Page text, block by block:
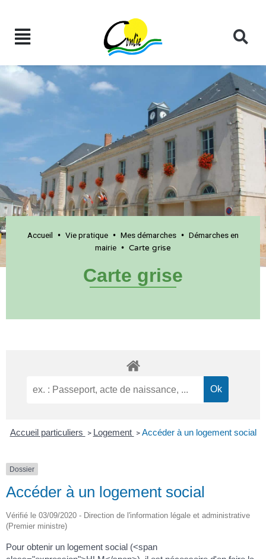
Accueil • Vie pratique • Mes démarches • Démarches en
mairie • Carte grise
Carte grise
Accueil particuliers > Logement > Accéder à un logement social
Dossier
Accéder à un logement social
Vérifié le 03/09/2020 - Direction de l'information légale et administrative
(Premier ministre)
Pour obtenir un logement social (<span